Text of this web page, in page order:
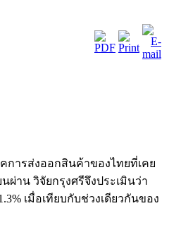
การส่งออกสินค้าของไทยที่เคย
าน วิจัยกรุงศรีจึงประเมินว่า
เมื่อเทียบกับช่วงเดียวกันของ